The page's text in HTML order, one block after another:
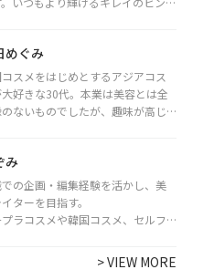
めぐみ
スメをはじめとするアジアコス
大好きな30代。本業は美容とは全
のないものでしたが、趣味が高じ
ーとして活動中。
16タイプパーソナルカラー診
タイプ診断・骨格診断によるイ
コンサルティングも行っていま
み
の企画・編集経験を活かし、美
ターを目指す。
ラコスメや韓国コスメ、セルフ
新情報をチェック。家事や育児の合
取り入れられる時短美容テクも実
>VIEW MORE